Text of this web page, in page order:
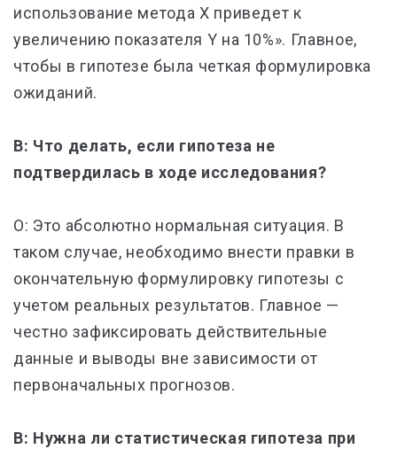
использование метода Х приведет к
увеличению показателя Y на 10%». Главное,
чтобы в гипотезе была четкая формулировка
ожиданий.
В: Что делать, если гипотеза не
подтвердилась в ходе исследования?
О: Это абсолютно нормальная ситуация. В
таком случае, необходимо внести правки в
окончательную формулировку гипотезы с
учетом реальных результатов. Главное —
честно зафиксировать действительные
данные и выводы вне зависимости от
первоначальных прогнозов.
В: Нужна ли статистическая гипотеза при